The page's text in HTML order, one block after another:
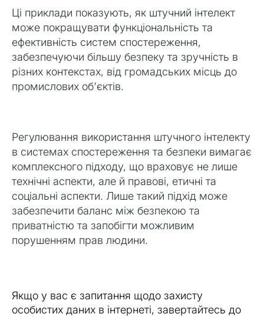
Ці приклади показують, як штучний інтелект
може покращувати функціональність та
ефективність систем спостереження,
забезпечуючи більшу безпеку та зручність в
різних контекстах, від громадських місць до
промислових об'єктів.
Регулювання використання штучного інтелекту
в системах спостереження та безпеки вимагає
комплексного підходу, що враховує не лише
технічні аспекти, але й правові, етичні та
соціальні аспекти. Лише такий підхід може
забезпечити баланс між безпекою та
приватністю та запобігти можливим
порушенням прав людини.
Якщо у вас є запитання щодо захисту
особистих даних в інтернеті, завертайтесь до